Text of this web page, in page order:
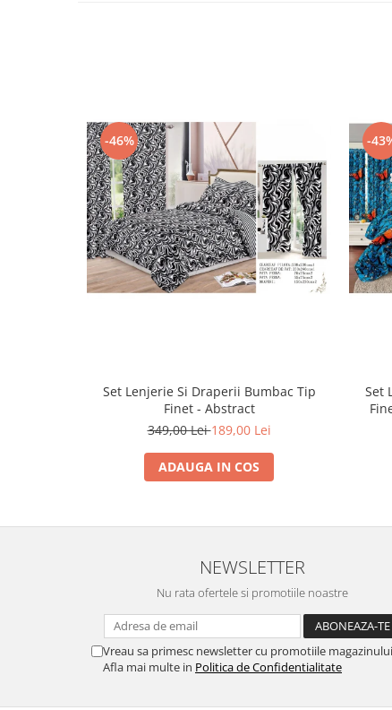
-46%
Set Lenjerie Si Draperii Bumbac Tip
Finet - Abstract
349,00 Lei189,00 Lei
ADAUGA IN COS
-
Set
NEWSLETTER
Nu rata ofertele si promotiile noastre
Vreau sa primesc newsletter cu promotiile
Afla mai multe in Politica de Confidentialitate